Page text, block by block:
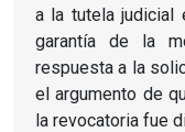
a la tutela judicial
garantía de la
respuesta a la
el argumento de
la revocatoria fue